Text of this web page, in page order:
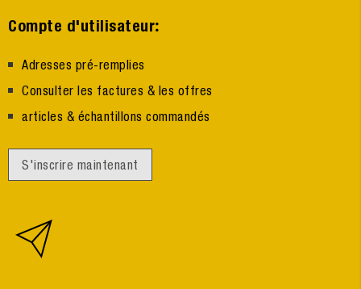
Compte d'utilisateur:
Adresses pré-remplies
Consulter les factures & les offres
articles & échantillons commandés
S'inscrire maintenant